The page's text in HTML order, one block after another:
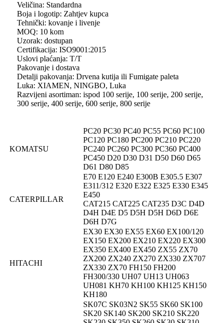
Veličina: Standardna
Boja i logotip: Zahtjev kupca
Tehnički: kovanje i livenje
MOQ: 10 kom
Uzorak: dostupan
Certifikacija: ISO9001:2015
Uslovi plaćanja: T/T
Pakovanje i dostava
Detalji pakovanja: Drvena kutija ili Fumigate paleta
Luka: XIAMEN, NINGBO, Luka
Razvijeni asortiman: ispod 100 serije, 100 serije, 200 serije,
300 serije, 400 serije, 600 serije, 800 serije
KOMATSU
PC20 PC30 PC40 PC55 PC60 PC100
PC120 PC180 PC200 PC210 PC220
PC240 PC260 PC300 PC360 PC400
PC450 D20 D30 D31 D50 D60 D65
D61 D80 D85
CATERPILLAR
E70 E120 E240 E300B E305.5 E307
E311/312 E320 E322 E325 E330 E345
E450
CAT215 CAT225 CAT235 D3C D4D
D4H D4E D5 D5H D5H D6D D6E
D6H D7G
HITACHI
EX30 EX30 EX55 EX60 EX100/120
EX150 EX200 EX210 EX220 EX300
EX350 EX400 EX450 ZX55 ZX70
ZX200 ZX240 ZX270 ZX330 ZX707
ZX330 ZX70 FH150 FH200
FH300/330 UH07 UH13 UH063
UH081 KH70 KH100 KH125 KH150
KH180
SK07C SK03N2 SK55 SK60 SK100
SK20 SK140 SK200 SK210 SK220